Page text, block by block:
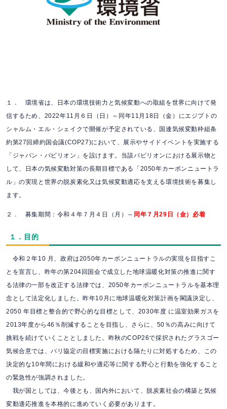
１． 環境省は、日本の環境技術力と気候変動への取組を世界に向けて発
信するため、2022年11月６日（日）～同年11月18日（金）にエジプトの
シャルム・ エル・シェイクで開催が予定されている、国連気候変動枠組条
約第27回締約国会議(COP27)において、展示やサイドイベントを実施する
「ジャパン・パビリ オン」を設けます。 当該パビリオンにおける展示物と
して、日本の気候変動対策の長期目標である「2050年カーボンニュートラ
ル」の実現と世界の脱炭素化又は気候変動適応を支える環境技術を募集し
ます。
２． 募集期間：令和４年７月４日（月）～ 同年７月29日（金）必着
１．目的
令和２年10 月、政府は2050年カーボンニュートラルの実現を目指すこ
とを宣言し、昨年の第204回国会で成立した地球温暖化対策の推進に関す
る法律の一部を改正する法律では、2050年カーボンニュートラルを基本理
念として法定化しました。昨年10月に地球温暖化対策計画を閣議決定し、
2050 年目標と整合的で野心的な目標として、2030年度 に温室効果ガスを
2013年度から46％削減することを目指し、さらに、50％の高みに向けて
挑戦を続けていくこととしま した。 昨秋のCOP26で採択されたグラスゴー
気候合意では、パリ協定の目標実施における隔たりに対処するため、この
決定的な10年間における緩和や適応等に関する野心と行動を強化すること
の緊急性が強調されました。
我が国としては、今後とも、国内外において、脱炭素社会の構築と気候
変動適応推進を本格的に進めていく必要があります。